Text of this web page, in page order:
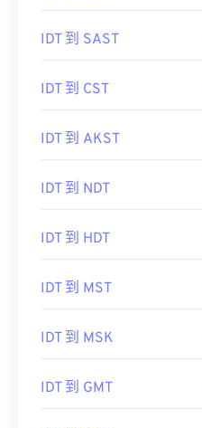
IDT 到 SAST
IDT 到 CST
IDT 到 AKST
IDT 到 NDT
IDT 到 HDT
IDT 到 MST
IDT 到 MSK
IDT 到 GMT